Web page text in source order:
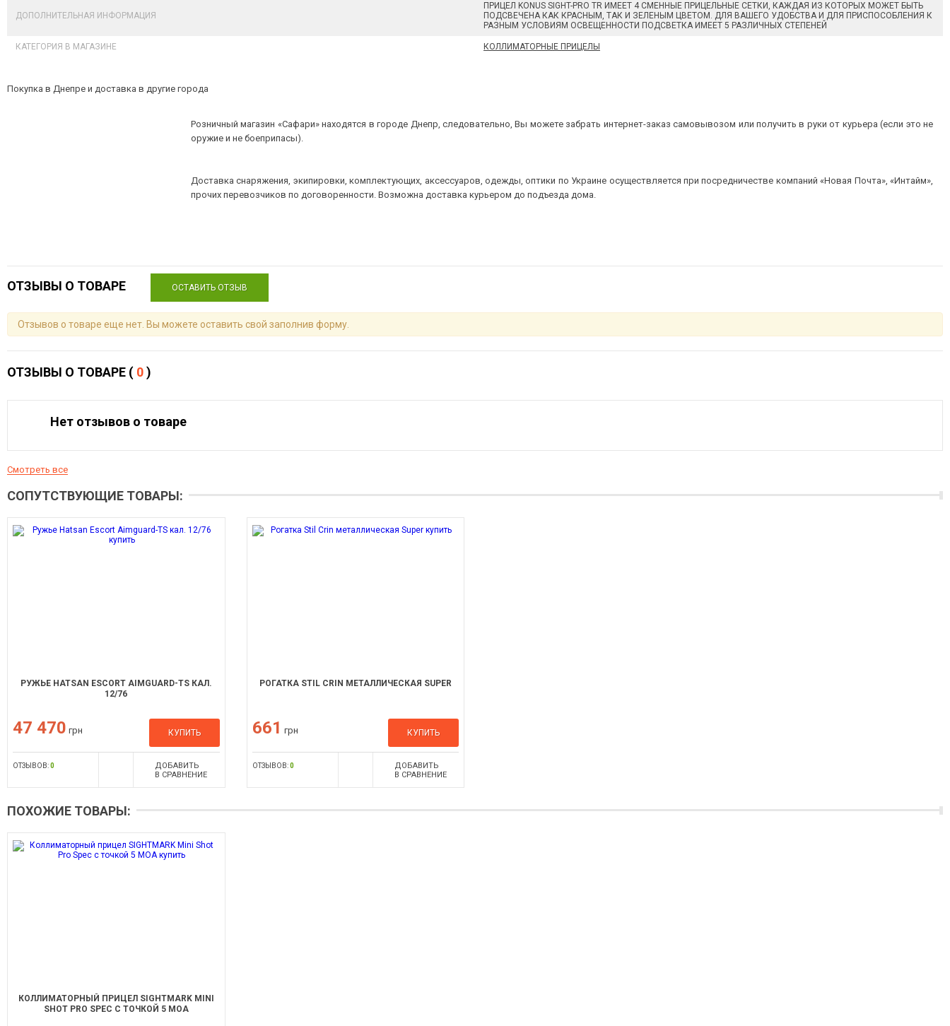
ДОПОЛНИТЕЛЬНАЯ ИНФОРМАЦИЯ
ПРИЦЕЛ KONUS SIGHT-PRO TR ИМЕЕТ 4 СМЕННЫЕ ПРИЦЕЛЬНЫЕ СЕТКИ, КАЖДАЯ ИЗ КОТОРЫХ МОЖЕТ БЫТЬ
ПОДСВЕЧЕНА КАК КРАСНЫМ, ТАК И ЗЕЛЕНЫМ ЦВЕТОМ. ДЛЯ ВАШЕГО УДОБСТВА И ДЛЯ ПРИСПОСОБЛЕНИЯ К
РАЗНЫМ УСЛОВИЯМ ОСВЕЩЕННОСТИ ПОДСВЕТКА ИМЕЕТ 5 РАЗЛИЧНЫХ СТЕПЕНЕЙ
КАТЕГОРИЯ В МАГАЗИНЕ КОЛЛИМАТОРНЫЕ ПРИЦЕЛЫ
Покупка в Днепре и доставка в другие города
Розничный магазин «Сафари» находятся в городе Днепр, следовательно, Вы можете забрать интернет-заказ самовывозом или получить в руки от курьера (если это не
оружие и не боеприпасы).
Доставка снаряжения, экипировки, комплектующих, аксессуаров, одежды, оптики по Украине осуществляется при посредничестве компаний «Новая Почта», «Интайм»,
прочих перевозчиков по договоренности. Возможна доставка курьером до подъезда дома.
ОТЗЫВЫ О ТОВАРЕ ОСТАВИТЬ ОТЗЫВ
Отзывов о товаре еще нет. Вы можете оставить свой заполнив форму.
ОТЗЫВЫ О ТОВАРЕ ( 0)
Нет отзывов о товаре
Смотреть все
СОПУТСТВУЮЩИЕ ТОВАРЫ:
РУЖЬЕ HATSAN ESCORT AIMGUARD-TS КАЛ.
12/76
47 470 грн КУПИТЬ
ОТЗЫВОВ:0
ДОБАВИТЬ
В СРАВНЕНИЕ
РОГАТКА STIL CRIN МЕТАЛЛИЧЕСКАЯ SUPER
661 грн КУПИТЬ
ОТЗЫВОВ:0
ДОБАВИТЬ
В СРАВНЕНИЕ
ПОХОЖИЕ ТОВАРЫ:
КОЛЛИМАТОРНЫЙ ПРИЦЕЛ SIGHTMARK MINI
SHOT PRO SPEC С ТОЧКОЙ 5 МОА